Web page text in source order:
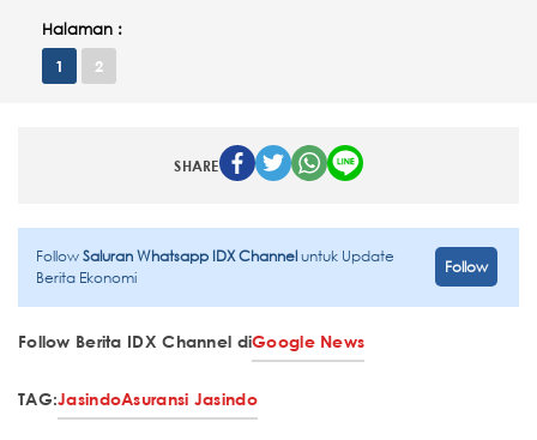
Halaman :
1 2
SHARE
FollowSaluran Whatsapp IDX Channeluntuk Update
Berita Ekonomi
Follow
Follow Berita IDX Channel diGoogle News
TAG:JasindoAsuransi Jasindo